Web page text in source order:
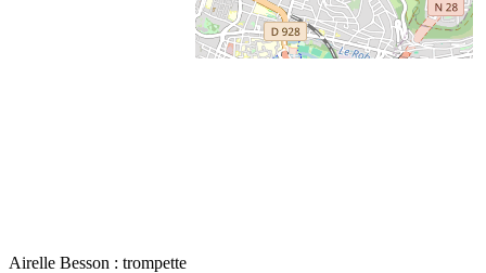
Airelle Besson : trompette